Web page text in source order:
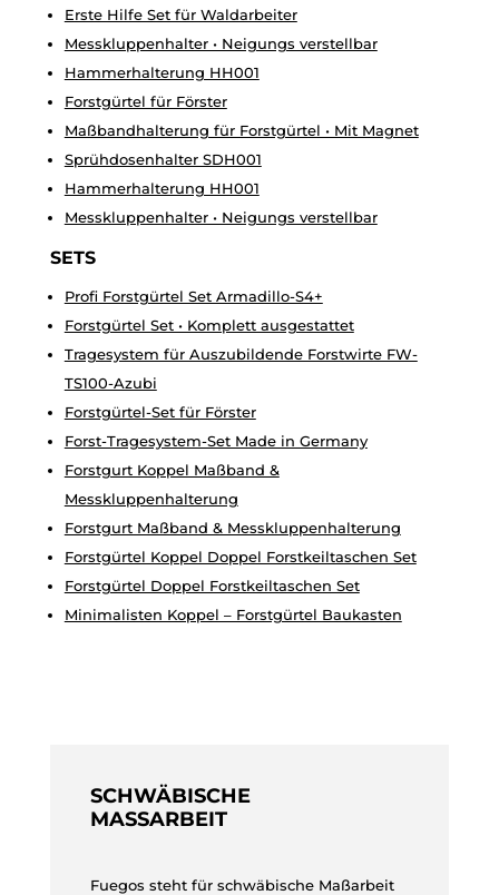
Erste Hilfe Set für Waldarbeiter
Messkluppenhalter • Neigungs verstellbar
Hammerhalterung HH001
Forstgürtel für Förster
Maßbandhalterung für Forstgürtel • Mit Magnet
Sprühdosenhalter SDH001
Hammerhalterung HH001
Messkluppenhalter • Neigungs verstellbar
SETS
Profi Forstgürtel Set Armadillo-S4+
Forstgürtel Set • Komplett ausgestattet
Tragesystem für Auszubildende Forstwirte FW-
TS100-Azubi
Forstgürtel-Set für Förster
Forst-Tragesystem-Set Made in Germany
Forstgurt Koppel Maßband &
Messkluppenhalterung
Forstgurt Maßband & Messkluppenhalterung
Forstgürtel Koppel Doppel Forstkeiltaschen Set
Forstgürtel Doppel Forstkeiltaschen Set
Minimalisten Koppel – Forstgürtel Baukasten
SCHWÄBISCHE
MASSARBEIT
Fuegos steht für schwäbische Maßarbeit